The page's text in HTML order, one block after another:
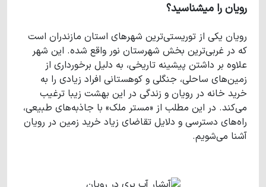
رویان را میشناسید؟
رویان یکی از توریستی‌ترین شهرهای استان مازندران است
که در غربی‌ترین بخش شهرستان نور واقع شده. این شهر
علاوه بر داشتن پیشینه تاریخی، به دلیل برخورداری از
زمین‌های ساحلی، جنگلی و کوهستانی افراد زیادی را به
خرید خانه در رویان و زندگی در این بهشت زیبا ترغیب
می‌کند. در این مطلب از «مستر ملک» با جاذبه‌های طبیعی،
راه‌های دسترسی و دلایل تقاضای زیاد خرید زمین در رویان
آشنا می‌شویم.